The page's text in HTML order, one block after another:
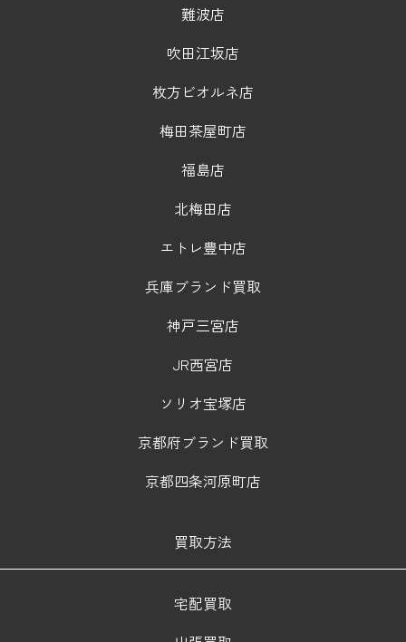
難波店
吹田江坂店
枚方ビオルネ店
梅田茶屋町店
福島店
北梅田店
エトレ豊中店
兵庫ブランド買取
神戸三宮店
JR西宮店
ソリオ宝塚店
京都府ブランド買取
京都四条河原町店
買取方法
宅配買取